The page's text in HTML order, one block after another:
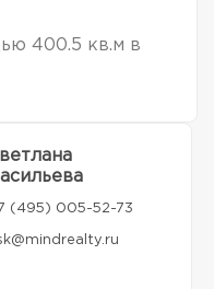
400.5 кв.м в
(495) 005-52-73